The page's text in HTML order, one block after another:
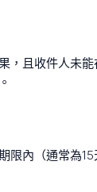
，且收件人未
限內（通常為